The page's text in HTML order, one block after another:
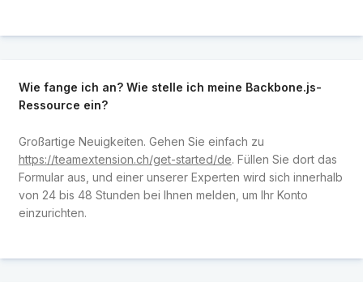
Wie fange ich an? Wie stelle ich meine Backbone.js-
Ressource ein?
Großartige Neuigkeiten. Gehen Sie einfach zu
https://teamextension.ch/get-started/de. Füllen Sie dort das
Formular aus, und einer unserer Experten wird sich innerhalb
von 24 bis 48 Stunden bei Ihnen melden, um Ihr Konto
einzurichten.